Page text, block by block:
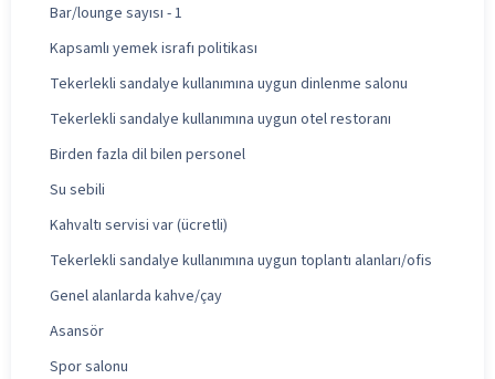
Bar/lounge sayısı - 1
Kapsamlı yemek israfı politikası
Tekerlekli sandalye kullanımına uygun dinlenme salonu
Tekerlekli sandalye kullanımına uygun otel restoranı
Birden fazla dil bilen personel
Su sebili
Kahvaltı servisi var (ücretli)
Tekerlekli sandalye kullanımına uygun toplantı alanları/ofis
Genel alanlarda kahve/çay
Asansör
Spor salonu